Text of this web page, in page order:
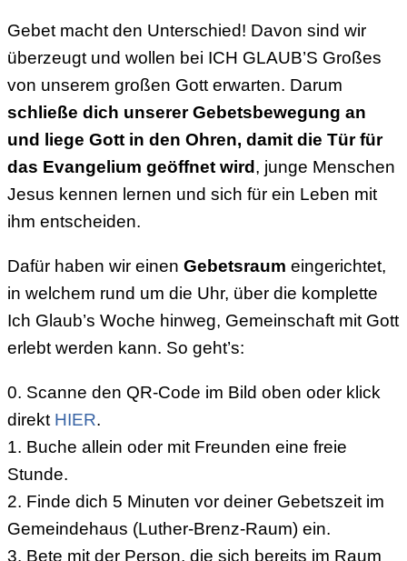
Gebet macht den Unterschied! Davon sind wir
überzeugt und wollen bei ICH GLAUB’S Großes
von unserem großen Gott erwarten. Darum
schließe dich unserer Gebetsbewegung an
und liege Gott in den Ohren, damit die Tür für
das Evangelium geöffnet wird, junge Menschen
Jesus kennen lernen und sich für ein Leben mit
ihm entscheiden.
Dafür haben wir einen Gebetsraum eingerichtet,
in welchem rund um die Uhr, über die komplette
Ich Glaub’s Woche hinweg, Gemeinschaft mit Gott
erlebt werden kann. So geht’s:
0. Scanne den QR-Code im Bild oben oder klick
direkt HIER.
1. Buche allein oder mit Freunden eine freie
Stunde.
2. Finde dich 5 Minuten vor deiner Gebetszeit im
Gemeindehaus (Luther-Brenz-Raum) ein.
3. Bete mit der Person, die sich bereits im Raum